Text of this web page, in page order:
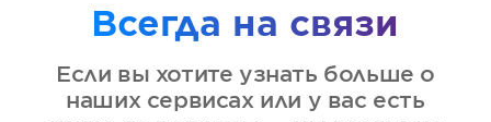
Всегда на связи
Если вы хотите узнать больше о
наших сервисах или у вас есть